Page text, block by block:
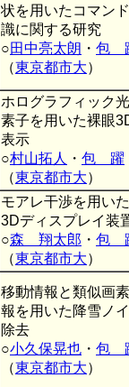
状を用いたコマン
識に関する研究
○田中亮太朗 ・ 包
（東京都市大）
ホログラフィック
素子を用いた裸眼
表示
○村山拓人 ・ 包 躍
（東京都市大）
モアレ干渉を用いた
3Dディスプレイ装
○森 翔太郎 ・ 包
（東京都市大）
移動情報と類似画
報を用いた降雪ノ
除去
○小久保晃也 ・ 包
（東京都市大）